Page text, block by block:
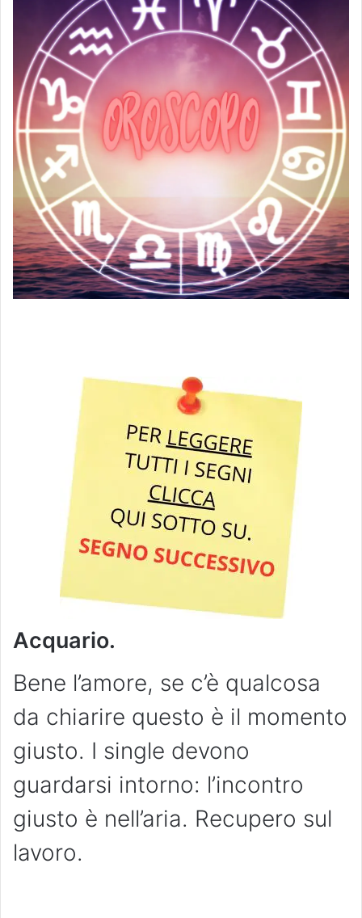
Acquario.
Bene l’amore, se c’è qualcosa
da chiarire questo è il momento
giusto. I single devono
guardarsi intorno: l’incontro
giusto è nell’aria. Recupero sul
lavoro.